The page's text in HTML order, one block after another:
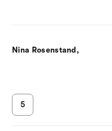
Nina Rosenstand,
5